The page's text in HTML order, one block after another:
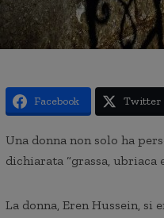
Facebook Twitter
Una donna non solo ha
dichiarata “grassa,
La donna, Eren Hussein, si